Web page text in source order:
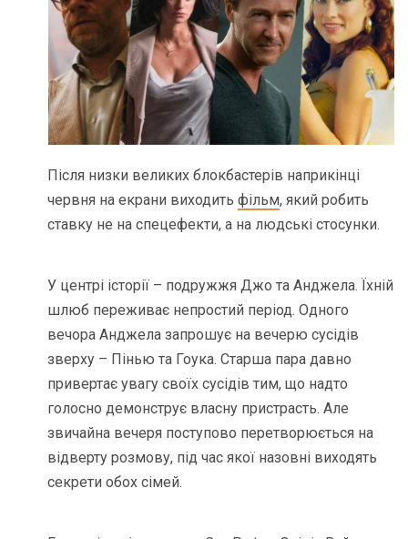
Після низки великих блокбастерів наприкінці
червня на екрани виходитьфільм, який робить
ставку не на спецефекти, а на людські стосунки.
У центрі історії – подружжя Джо та Анджела. Їхній
шлюб переживає непростий період. Одного
вечора Анджела запрошує на вечерю сусідів
зверху – Пінью та Гоука. Старша пара давно
привертає увагу своїх сусідів тим, що надто
голосно демонструє власну пристрасть. Але
звичайна вечеря поступово перетворюється на
відверту розмову, під час якої назовні виходять
секрети обох сімей.